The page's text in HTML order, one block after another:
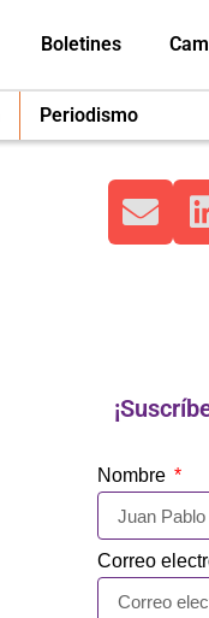
Boletines
Periodismo
Nombre
Correo